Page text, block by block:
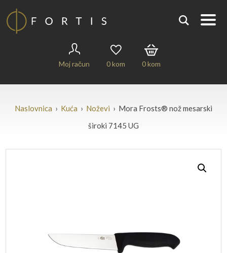
Moj račun 0kom 0kom
Naslovnica › Kuća › Noževi › Mora Frosts® nož mesarski
široki 7145 UG